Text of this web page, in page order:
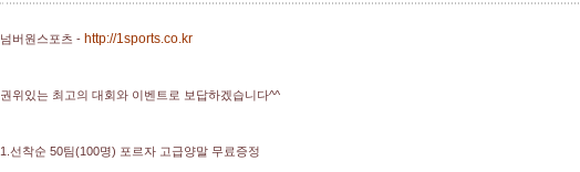
넘버원스포츠 - http://1sports.co.kr
권위있는 최고의 대회와 이벤트로 보답하겠습니다^^
1.선착순 50팀(100명) 포르자 고급양말 무료증정